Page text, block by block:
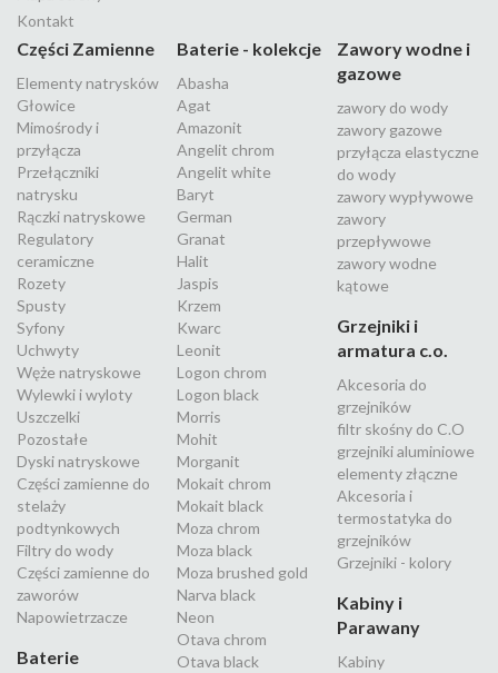
Kontakt
Części Zamienne
Elementy natrysków
Głowice
Mimośrody i
przyłącza
Przełączniki
natrysku
Rączki natryskowe
Regulatory
ceramiczne
Rozety
Spusty
Syfony
Uchwyty
Węże natryskowe
Wylewki i wyloty
Uszczelki
Pozostałe
Dyski natryskowe
Części zamienne do
stelaży
podtynkowych
Filtry do wody
Części zamienne do
zaworów
Napowietrzacze
Baterie
Baterie - kolekcje
Abasha
Agat
Amazonit
Angelit chrom
Angelit white
Baryt
German
Granat
Halit
Jaspis
Krzem
Kwarc
Leonit
Logon chrom
Logon black
Morris
Mohit
Morganit
Mokait chrom
Mokait black
Moza chrom
Moza black
Moza brushed gold
Narva black
Neon
Otava chrom
Otava black
Zawory wodne i
gazowe
zawory do wody
zawory gazowe
przyłącza elastyczne
do wody
zawory wypływowe
zawory
przepływowe
zawory wodne
kątowe
Grzejniki i
armatura c.o.
Akcesoria do
grzejników
filtr skośny do C.O
grzejniki aluminiowe
elementy złączne
Akcesoria i
termostatyka do
grzejników
Grzejniki - kolory
Kabiny i
Parawany
Kabiny